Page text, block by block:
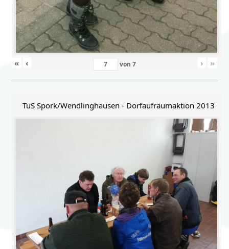
« ‹ von 7 › »
TuS Spork/Wendlinghausen - Dorfaufräumaktion 2013